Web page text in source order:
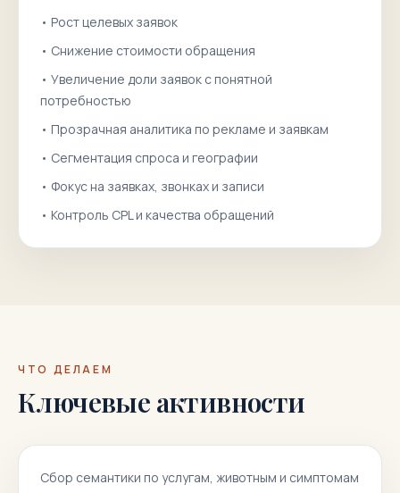
• Рост целевых заявок
• Снижение стоимости обращения
• Увеличение доли заявок с понятной
потребностью
• Прозрачная аналитика по рекламе и заявкам
• Сегментация спроса и географии
• Фокус на заявках, звонках и записи
• Контроль CPL и качества обращений
ЧТО ДЕЛАЕМ
Ключевые активности
Сбор семантики по услугам, животным и симптомам